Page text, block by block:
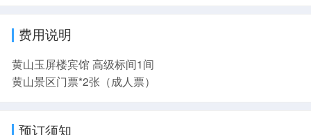
费用说明
黄山玉屏楼宾馆 高级标间1间
黄山景区门票*2张（成人票）
预订须知